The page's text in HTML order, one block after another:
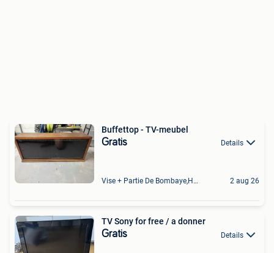
Buffettop - TV-meubel
Gratis Details
Vise + Partie De Bombaye,Hac- Court, Hermalle-Ss-Argenteau 2 aug 26
TV Sony for free / a donner
Gratis Details